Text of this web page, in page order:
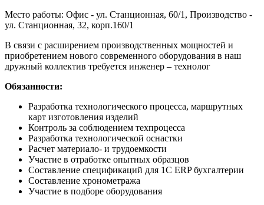
Место работы: Офис - ул. Станционная, 60/1, Производство -
ул. Станционная, 32, корп.160/1
В связи с расширением производственных мощностей и
приобретением нового современного оборудования в наш
дружный коллектив требуется инженер – технолог
Обязанности:
Разработка технологического процесса, маршрутных
карт изготовления изделий
Контроль за соблюдением техпроцесса
Разработка технологической оснастки
Расчет материало- и трудоемкости
Участие в отработке опытных образцов
Составление спецификаций для 1С ERP бухгалтерии
Составление хронометража
Участие в подборе оборудования